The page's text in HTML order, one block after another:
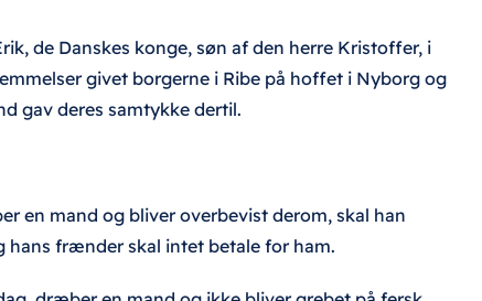
de Danskes konge, søn af den herre Kristoffer, i
givet borgerne i Ribe på hoffet i Nyborg og
gav deres samtykke dertil.
mand og bliver overbevist derom, skal han
hans frænder skal intet betale for ham.